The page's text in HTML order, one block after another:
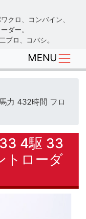
クロ、コンバイン、
ダー。
プロ、コバシ。
MENU
力 432時間 フロ
4駆 33
トローダ